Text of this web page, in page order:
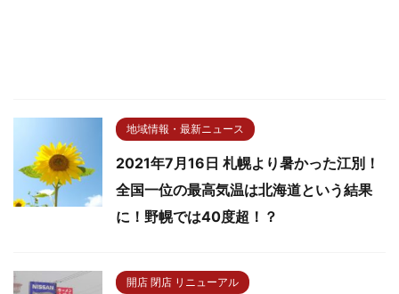
地域情報・最新ニュース
2021年7月16日 札幌より暑かった江別！
全国一位の最高気温は北海道という結果
に！野幌では40度超！？
開店 閉店 リニューアル